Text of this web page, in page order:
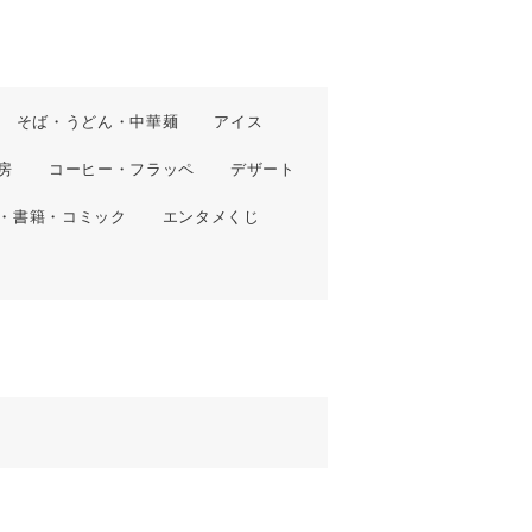
そば・うどん・中華麺 アイス
コーヒー・フラッペ デザート
書籍・コミック エンタメくじ